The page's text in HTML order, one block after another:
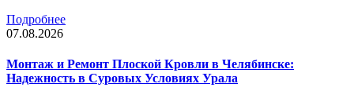
Подробнее
07.08.2026
Монтаж и Ремонт Плоской Кровли в Челябинске:
Надежность в Суровых Условиях Урала